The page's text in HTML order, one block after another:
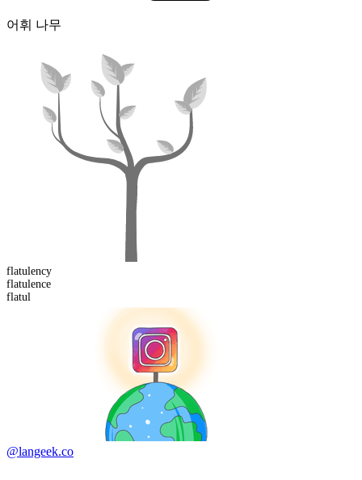
어휘 나무
flatulency
flatulence
flatul
@langeek.co